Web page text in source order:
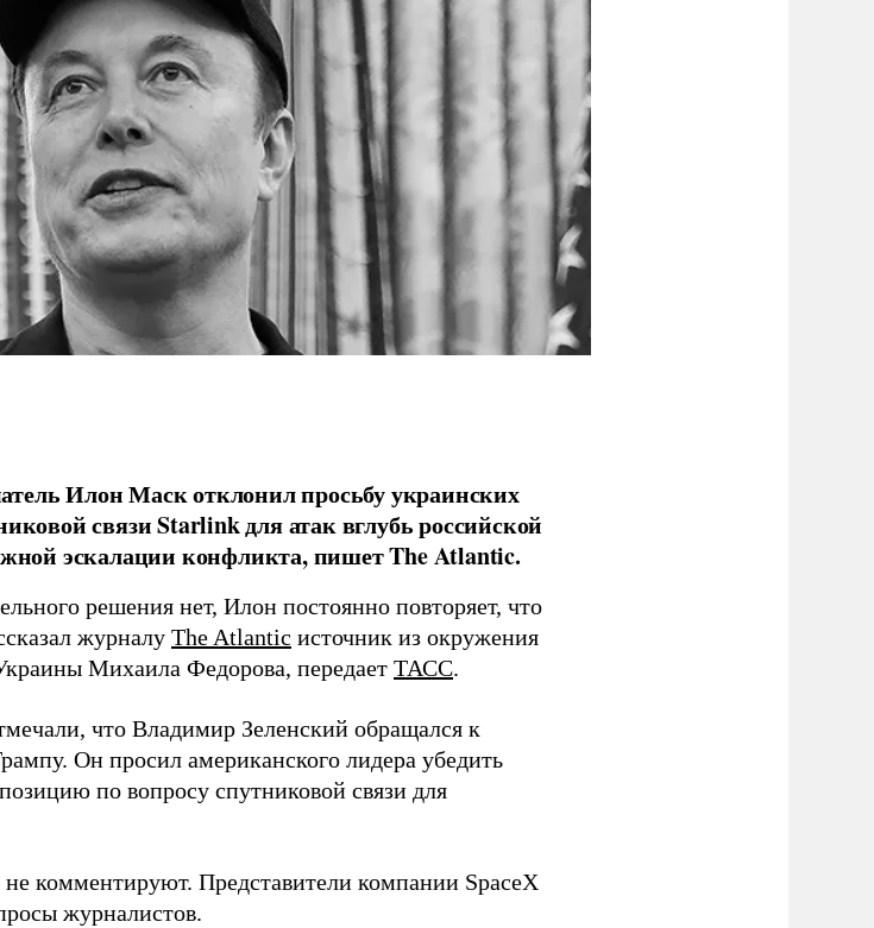
Илон Маск отклонил просьбу украинских
связи Starlink для атак вглубь российской
эскалации конфликта, пишет The Atlantic.
решения нет, Илон постоянно повторяет, что
журналу The Atlantic источник из окружения
Михаила Федорова, передает ТАСС.
что Владимир Зеленский обращался к
Он просил американского лидера убедить
по вопросу спутниковой связи для
комментируют. Представители компании SpaceX
журналистов.